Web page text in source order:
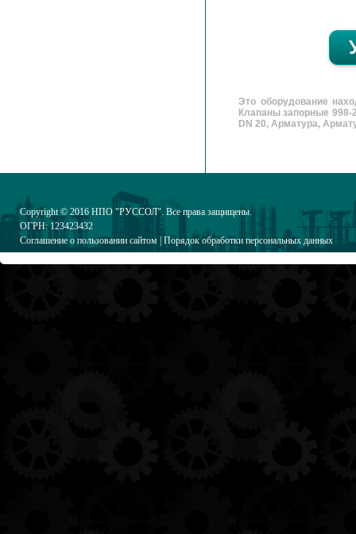
Это оборудование
Клапаны запорные
DN 20, Арматура,
Copyright © 2016 НПО "РУССОЛ". Все права защищены.
ОГРН: 123423432
Соглашение о пользовании сайтом Порядок обработки персональных данных